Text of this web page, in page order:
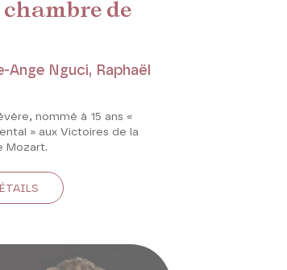
de
Ange Nguci, Raphaël
nommé à 15 ans «
» aux Victoires de la
Mozart.